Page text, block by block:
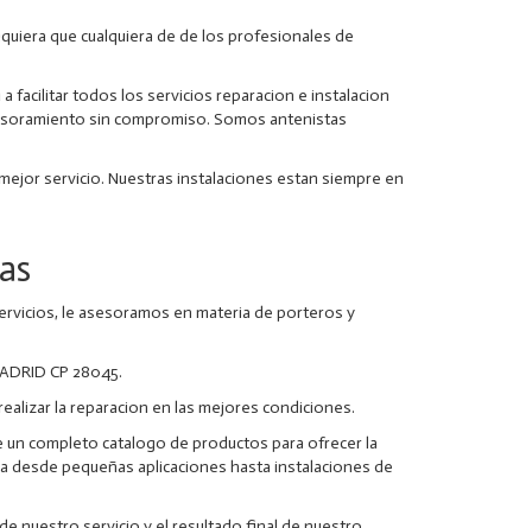
que cualquiera de de los profesionales de
facilitar todos los servicios reparacion e instalacion
sin compromiso. Somos antenistas
servicio. Nuestras instalaciones estan siempre en
le asesoramos en materia de porteros y
CP 28045.
la reparacion en las mejores condiciones.
completo catalogo de productos para ofrecer la
pequeñas aplicaciones hasta instalaciones de